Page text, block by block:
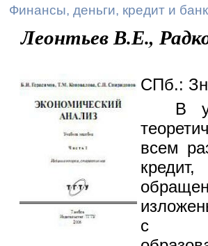
Финансы, деньги, кредит и
Леонтьев В.Е.,
СПб.:
В
всем
с